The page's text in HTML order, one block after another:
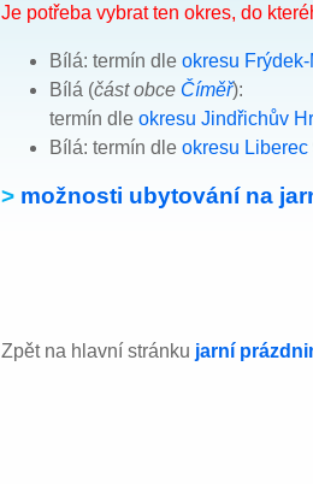
Je potřeba vybrat ten okres, do
Bílá: termín dle okresu
Bílá (část obce Číměř):
termín dle okresu Jindřichův
Bílá: termín dle okresu Liberec
> možnosti ubytování na
Zpět na hlavní stránku jarní